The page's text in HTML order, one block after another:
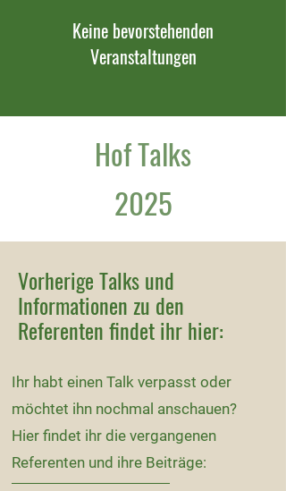
🌱 Stabile Vergütung
🌱 Sichtbarkeit und Wertschätzung für
professioneller Unterstützung durch das
meine ernte Team
Gemeinsam mit Transfarmation möchten
wir Landwirt*innen, die sich verändern
wollen, die Möglichkeit geben, das
und praxisnah.
Keine bevorstehenden
Veranstaltungen
Hof Talks
2025
Vorherige Talks und
Informationen zu den
Referenten findet ihr hier:
Ihr habt einen Talk verpasst oder
möchtet ihn nochmal anschauen?
Hier findet ihr die vergangenen
Referenten und ihre Beiträge: